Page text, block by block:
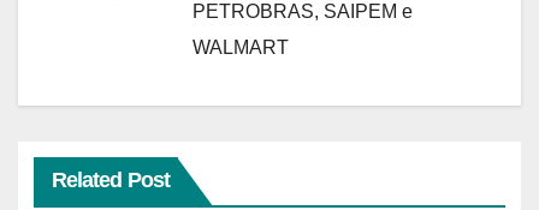
PETROBRAS, SAIPEM e
WALMART
Related Post